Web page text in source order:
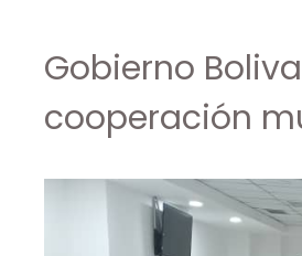
Gobierno
cooperación